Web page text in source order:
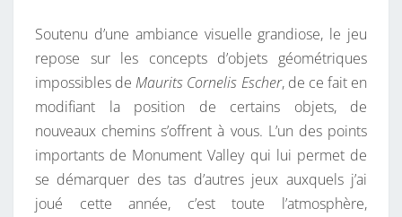
Soutenu d’une ambiance visuelle grandiose, le jeu
repose sur les concepts d’objets géométriques
impossibles deMaurits Cornelis Escher, de ce fait en
modifiant la position de certains objets, de
nouveaux chemins s’offrent à vous. L’un des points
importants de Monument Valley qui lui permet de
se démarquer des tas d’autres jeux auxquels j’ai
joué cette année, c’est toute l’atmosphère,